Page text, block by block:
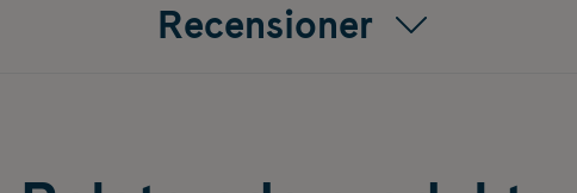
Recensioner